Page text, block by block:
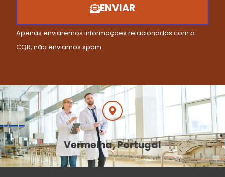
ENVIAR
Apenas enviaremos informações relacionadas com a
CQR, não enviamos spam.
Vermelha, Portugal